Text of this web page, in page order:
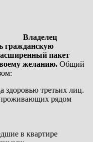
Владелец
гражданскую
пакет
желанию. Общий
здоровью третьих лиц.
рядом
в квартире